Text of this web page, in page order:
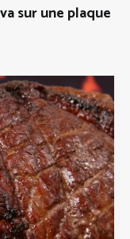
sur une plaque